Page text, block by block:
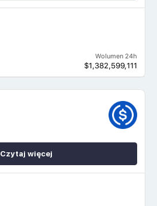
Wolumen 24h
$1,382,599,111
Czytaj więcej